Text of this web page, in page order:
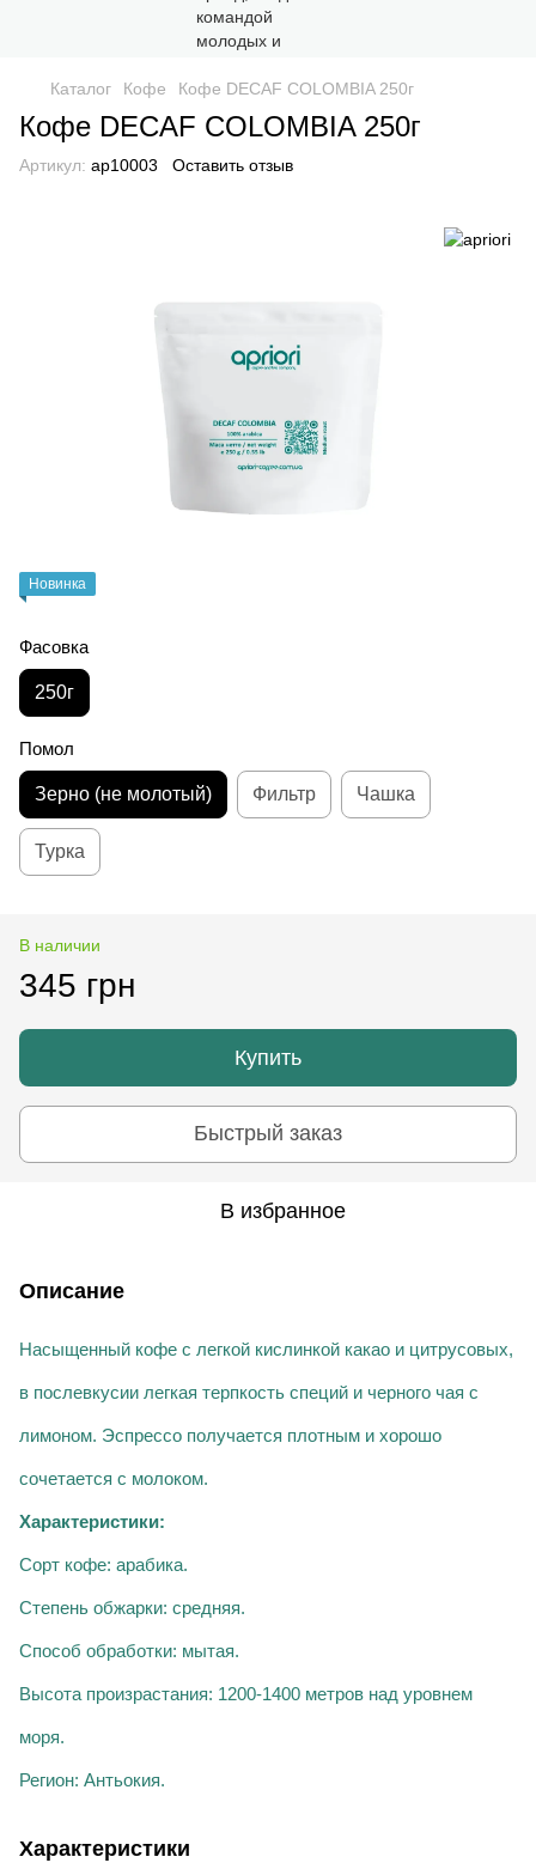
Каталог Кофе Кофе DECAF COLOMBIA 250г
Кофе DECAF COLOMBIA 250г
Артикул: ap10003 Оставить отзыв
Новинка
Фасовка
250г
Помол
Зерно (не молотый) Фильтр Чашка
Турка
В наличии
345 грн
Купить
Быстрый заказ
В избранное
Описание
Насыщенный кофе с легкой кислинкой какао и цитрусовых,
в послевкусии легкая терпкость специй и черного чая с
лимоном. Эспрессо получается плотным и хорошо
сочетается с молоком.
Характеристики:
Сорт кофе: арабика.
Степень обжарки: средняя.
Способ обработки: мытая.
Высота произрастания: 1200-1400 метров над уровнем
моря.
Регион: Антьокия.
Характеристики